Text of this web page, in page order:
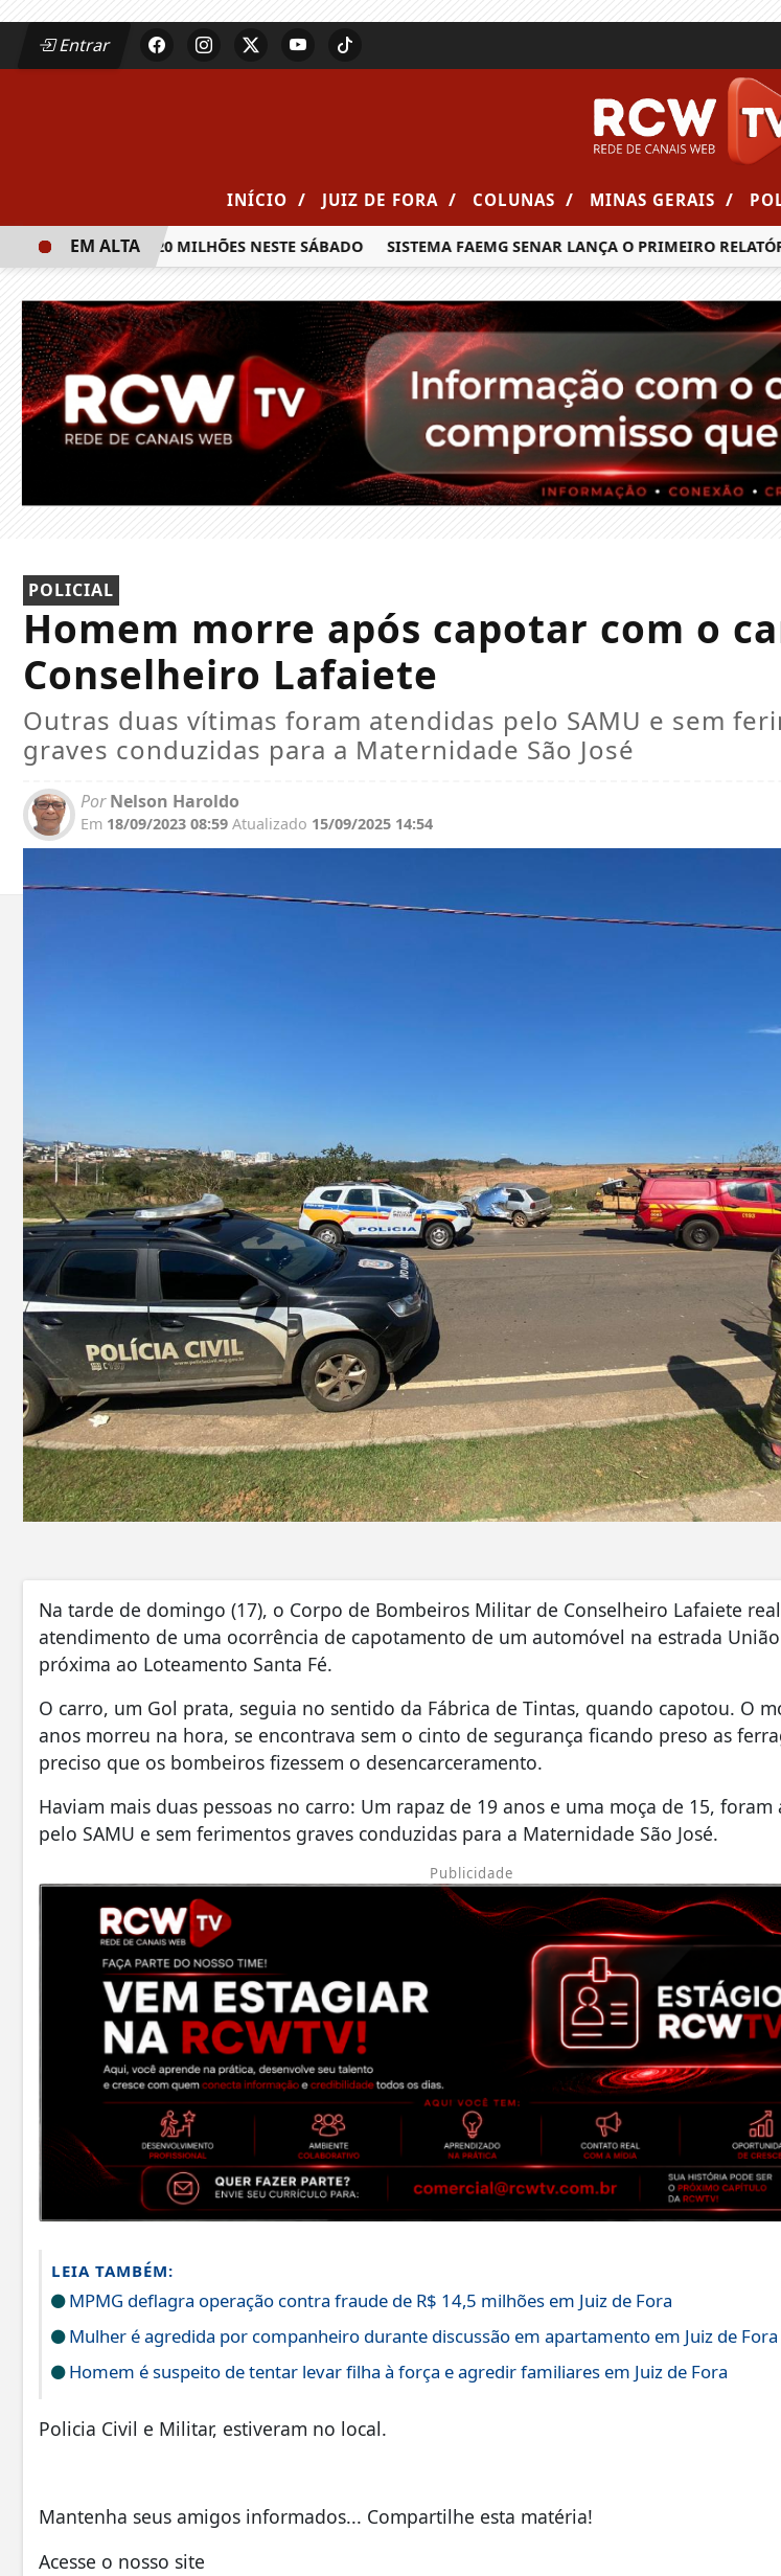
Entrar
INÍCIO / JUIZ DE FORA / COLUNAS / MINAS GERAIS /
PRÊMIO DE R$ 20 MILHÕES NESTE SÁBADO SISTEMA FAEMG SENAR LANÇA O PRIMEIRO
EM ALTA
POLICIAL
Homem morre após capotar com o
Conselheiro Lafaiete
Outras duas vítimas foram atendidas pelo SAMU e sem
graves conduzidas para a Maternidade São José
PorNelson Haroldo
Em 18/09/2023 08:59 Atualizado 15/09/2025 14:54
Na tarde de domingo (17), o Corpo de Bombeiros Militar de Conselheiro Lafaiete
atendimento de uma ocorrência de capotamento de um automóvel na estrada
próxima ao Loteamento Santa Fé.
O carro, um Gol prata, seguia no sentido da Fábrica de Tintas, quando capotou. O
anos morreu na hora, se encontrava sem o cinto de segurança ficando preso as
preciso que os bombeiros fizessem o desencarceramento.
Haviam mais duas pessoas no carro: Um rapaz de 19 anos e uma moça de 15, foram
pelo SAMU e sem ferimentos graves conduzidas para a Maternidade São José.
Publicidade
LEIA TAMBÉM:
MPMG deflagra operação contra fraude de R$ 14,5 milhões em Juiz de Fora
Mulher é agredida por companheiro durante discussão em apartamento em Juiz de Fora
Homem é suspeito de tentar levar filha à força e agredir familiares em Juiz de Fora
Policia Civil e Militar, estiveram no local.
Mantenha seus amigos informados... Compartilhe esta matéria!
Acesse o nosso site